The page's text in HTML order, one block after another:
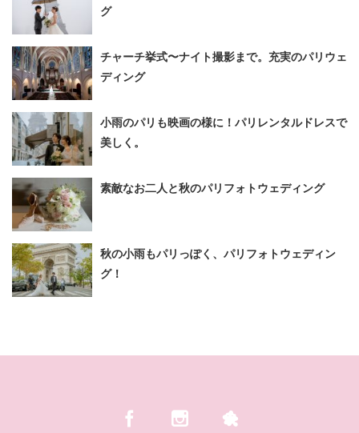
グ
チャーチ挙式〜ナイト撮影まで。充実のパリウェ
ディング
小雨のパリも映画の様に！パリレンタルドレスで
美しく。
素敵なお二人と秋のパリフォトウェディング
秋の小雨もパリっぽく、パリフォトウェディン
グ！